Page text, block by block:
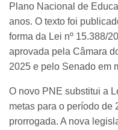
Plano Nacional de
anos. O texto foi
forma da Lei nº 15.388/
aprovada pela Câmara
2025 e pelo Senado em
O novo PNE substitui a
metas para o período de
prorrogada. A nova